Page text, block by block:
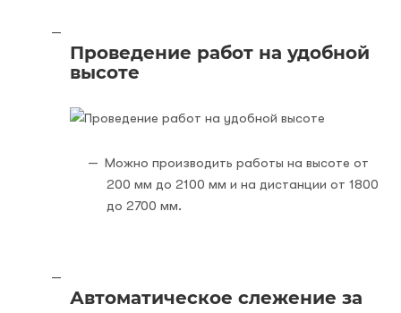
Проведение работ на удобной
высоте
Можно производить работы на высоте от
200 мм до 2100 мм и на дистанции от 1800
до 2700 мм.
Автоматическое слежение за